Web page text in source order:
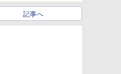
記事へ